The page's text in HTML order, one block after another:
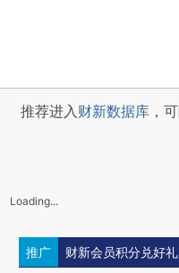
推荐进入财新数据库 ，
Loading...
推广 财新会员积分兑好礼